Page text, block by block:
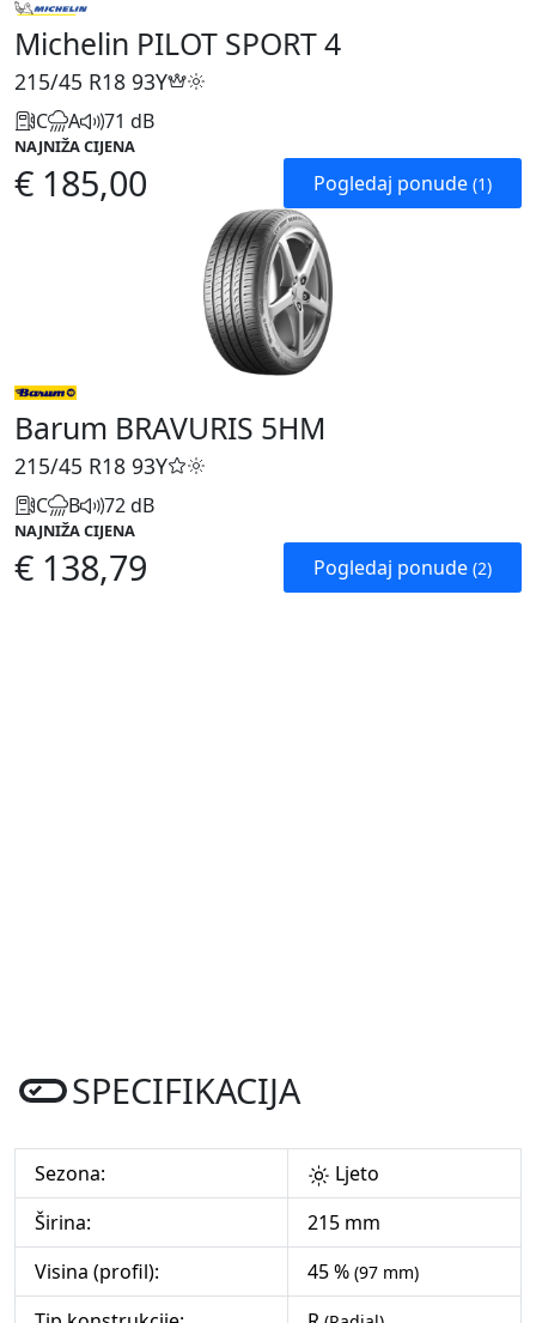
Michelin PILOT SPORT 4
215/45 R18 93Y
C A 71 dB
NAJNIŽA CIJENA
€ 185,00 Pogledaj ponude (1)
Barum BRAVURIS 5HM
215/45 R18 93Y
C B 72 dB
NAJNIŽA CIJENA
€ 138,79 Pogledaj ponude (2)
SPECIFIKACIJA
Sezona:
Ljeto
Širina:
215 mm
Visina (profil):
45 % (97 mm)